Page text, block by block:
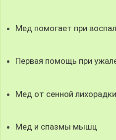
Мед помогает при
Первая помощь при
Мед от сенной лихорадки
Мед и спазмы мышц